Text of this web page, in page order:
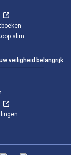
slim
veiligheid belangrijk